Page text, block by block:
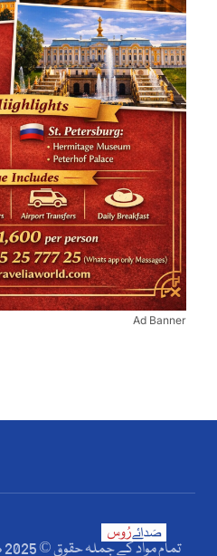
Ad Banner
تمام مواد کے جملہ حقوق © 2025 صدائے روس